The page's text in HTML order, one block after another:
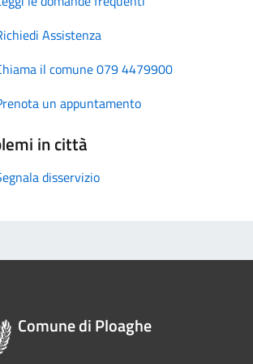
Assistenza
il comune 079 4479900
un appuntamento
in città
disservizio
Comune di Ploaghe